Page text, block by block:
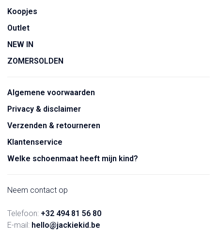
Koopjes
Outlet
NEW IN
ZOMERSOLDEN
Algemene voorwaarden
Privacy & disclaimer
Verzenden & retourneren
Klantenservice
Welke schoenmaat heeft mijn kind?
Neem contact op
Telefoon: +32 494 81 56 80
E-mail: hello@jackiekid.be